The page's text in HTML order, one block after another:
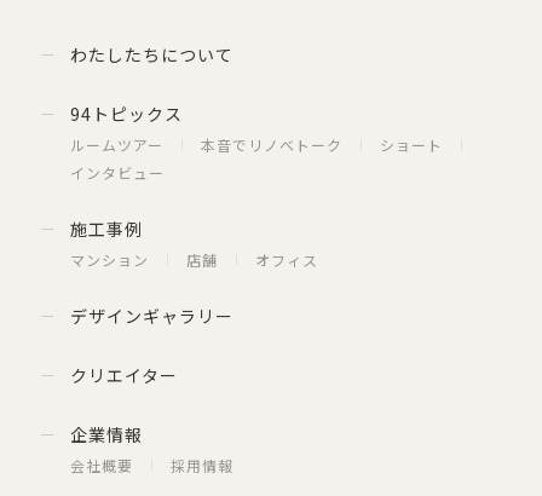
わたしたちについて
94トピックス
ルームツアー 本音でリノベトーク
ショート
インタビュー
施工事例
マンション 店舗 オフィス
デザインギャラリー
クリエイター
企業情報
会社概要 採用情報